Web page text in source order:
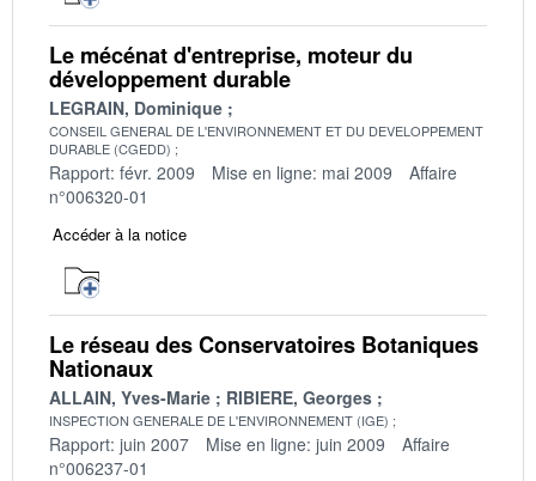
Le mécénat d'entreprise, moteur du
développement durable
LEGRAIN, Dominique
CONSEIL GENERAL DE L'ENVIRONNEMENT ET DU DEVELOPPEMENT
DURABLE (CGEDD)
Rapport: févr. 2009 Mise en ligne: mai 2009
Affaire
n°006320-01
Accéder à la notice
Le réseau des Conservatoires Botaniques
Nationaux
ALLAIN, Yves-Marie RIBIERE, Georges
INSPECTION GENERALE DE L'ENVIRONNEMENT (IGE)
Rapport: juin 2007 Mise en ligne: juin 2009
Affaire
n°006237-01